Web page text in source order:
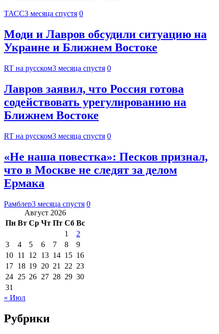
ТАСС3 месяца спустя 0
Моди и Лавров обсудили ситуацию на
Украине и Ближнем Востоке
RT на русском3 месяца спустя 0
Лавров заявил, что Россия готова
содействовать урегулированию на
Ближнем Востоке
RT на русском3 месяца спустя 0
«Не наша повестка»: Песков признал,
что в Москве не следят за делом
Ермака
Рамблер3 месяца спустя 0
Август 2026
Пн Вт Ср Чт Пт Сб Вс
1
2
3
4 5 6 7 8
9
10 11 12 13 14 15 16
17 18 19 20 21 22 23
24 25 26 27 28 29 30
31
« Июл
Рубрики